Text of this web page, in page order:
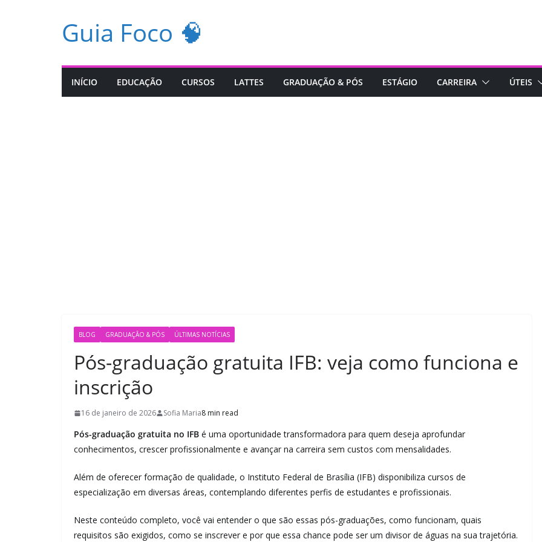
Guia Foco 🧠
INÍCIO EDUCAÇÃO CURSOS LATTES GRADUAÇÃO & PÓS ESTÁGIO CARREIRA ÚTEIS
BLOG GRADUAÇÃO & PÓS ÚLTIMAS NOTÍCIAS
Pós-graduação gratuita IFB: veja como funciona e
inscrição
16 de janeiro de 2026 Sofia Maria8 min read
Pós-graduação gratuita no IFB é uma oportunidade transformadora para quem deseja aprofundar
conhecimentos, crescer profissionalmente e avançar na carreira sem custos com mensalidades.
Além de oferecer formação de qualidade, o Instituto Federal de Brasília (IFB) disponibiliza cursos de
especialização em diversas áreas, contemplando diferentes perfis de estudantes e profissionais.
Neste conteúdo completo, você vai entender o que são essas pós-graduações, como funcionam, quais
requisitos são exigidos, como se inscrever e por que essa chance pode ser um divisor de águas na sua trajetória.